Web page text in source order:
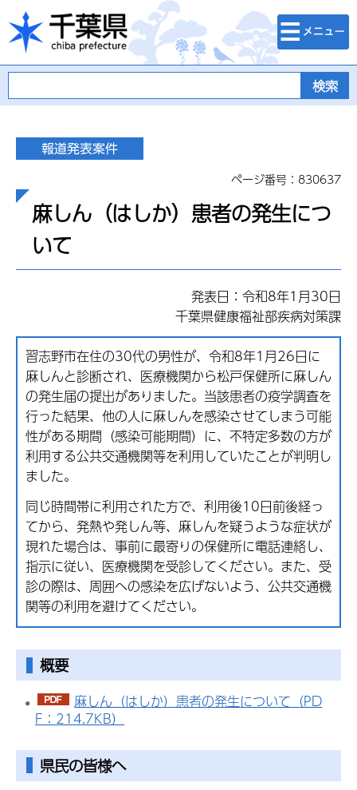
千葉県
検索・メニュ
ー
ページ番号：830637
麻しん（はしか）患者の発生につ
いて
発表日：令和8年1月30日
千葉県健康福祉部疾病対策課
習志野市在住の30代の男性が、令和8年1月26日に
麻しんと診断され、医療機関から松戸保健所に麻しん
の発生届の提出がありました。当該患者の疫学調査を
行った結果、他の人に麻しんを感染させてしまう可能
性がある期間（感染可能期間）に、不特定多数の方が
利用する公共交通機関等を利用していたことが判明し
ました。
同じ時間帯に利用された方で、利用後10日前後経っ
てから、発熱や発しん等、麻しんを疑うような症状が
現れた場合は、事前に最寄りの保健所に電話連絡し、
指示に従い、医療機関を受診してください。また、受
診の際は、周囲への感染を広げないよう、公共交通機
関等の利用を避けてください。
概要
麻しん（はしか）患者の発生について（PD
F：214.7KB）
県民の皆様へ